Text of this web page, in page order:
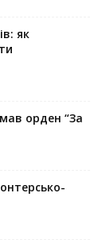
як
орден “За